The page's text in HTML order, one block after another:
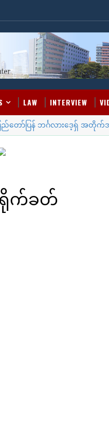
LAW INTERVIEW
ပြန် ဘင်္ဂလားဒေ့ရှ် အတိုက်အခံခေါ
ရိုက်ခတ်